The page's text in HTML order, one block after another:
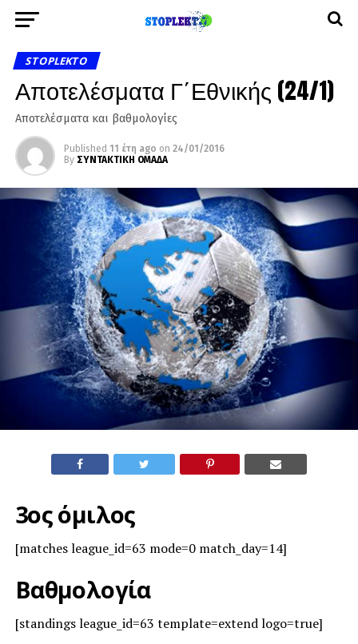
STOPLEKTO
Αποτελέσματα Γ΄Εθνικής (24/1)
Αποτελέσματα και βαθμολογίες
Published 11 έτη ago on 24/01/2016
By ΣΥΝΤΑΚΤΙΚΗ ΟΜΑΔΑ
3ος όμιλος
[matches league_id=63 mode=0 match_day=14]
Βαθμολογία
[standings league_id=63 template=extend logo=true]